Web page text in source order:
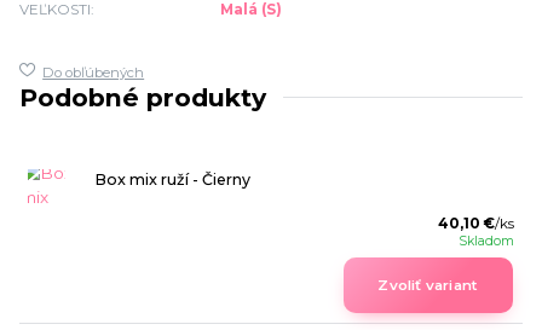
VEĽKOSTI:
Malá (S)
Do obľúbených
Podobné produkty
Box mix ruží - Čierny
40,10 €/ks
Skladom
Zvoliť variant